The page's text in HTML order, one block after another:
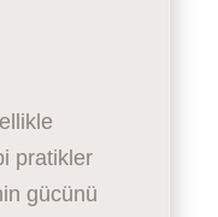
pratikler
gücünü